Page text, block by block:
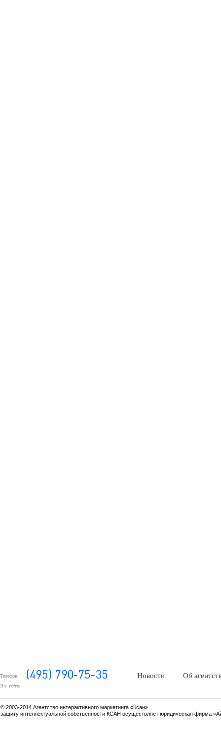
Телефон:
Эл. почта:
Новости Об
© 2003-2014 Агентство интерактивного маркетинга «Ксан»
защиту интеллектуальной собственности КСАН осуществляет юридическая фирма